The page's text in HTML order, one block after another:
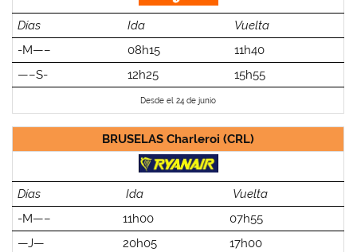
Días Ida
Vuelta
-M—–
08h15
11h40
—–S-
12h25 15h55
Desde el 24 de junio
BRUSELAS Charleroi (CRL)
Días Ida
Vuelta
-M—–
11h00
07h55
—J—
20h05
17h00